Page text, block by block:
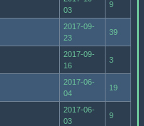
03
9
2017-09-
23
39
2017-09-
16
3
2017-06-
04
19
2017-06-
03
9